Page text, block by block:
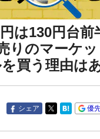
は130円台前
りのマーケッ
買う理由は
シェア 優